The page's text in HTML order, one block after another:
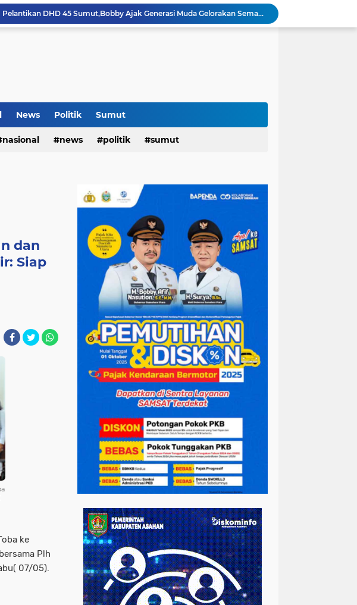
Pelantikan DHD 45 Sumut,Bobby Ajak Generasi Muda Gelorakan Semangat Juang '45
PD AIJ Intensifkan Pengelolaan 16 Aset,Percetakan dan Videotron Untuk Target PAD Rp500 Juta
Rico di Sekolah Rakyat Jalan Flamboyan: 36 Kelas,270 Siswa
News Politik Sumut
nasional news politik sumut
dan
Siap
ke
Plh
07/05).